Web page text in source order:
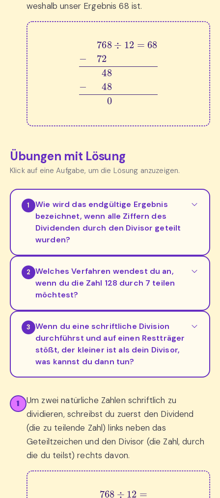
weshalb unser Ergebnis 68 ist.
=68− 72048− 048
Übungen mit Lösung
Klick auf eine Aufgabe, um die Lösung anzuzeigen.
1
Wie wird das endgültige Ergebnis
bezeichnet, wenn alle Ziffern des
Dividenden durch den Divisor geteilt
wurden?
2
Welches Verfahren wendest du an,
wenn du die Zahl 128 durch 7 teilen
möchtest?
3
Wenn du eine schriftliche Division
durchführst und auf einen Restträger
stößt, der kleiner ist als dein Divisor,
was kannst du dann tun?
1
Um zwei natürliche Zahlen schriftlich zu
dividieren, schreibst du zuerst den Dividend
(die zu teilende Zahl) links neben das
Geteiltzeichen und den Divisor (die Zahl, durch
die du teilst) rechts davon.
768÷12=